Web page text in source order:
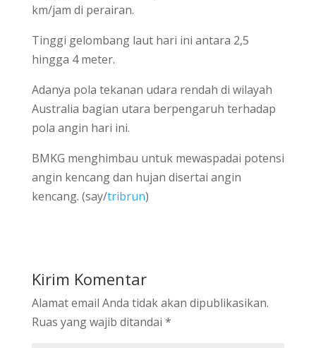
km/jam di perairan.
Tinggi gelombang laut hari ini antara 2,5
hingga 4 meter.
Adanya pola tekanan udara rendah di wilayah
Australia bagian utara berpengaruh terhadap
pola angin hari ini.
BMKG menghimbau untuk mewaspadai potensi
angin kencang dan hujan disertai angin
kencang. (say/tribrun)
Kirim Komentar
Alamat email Anda tidak akan dipublikasikan.
Ruas yang wajib ditandai *